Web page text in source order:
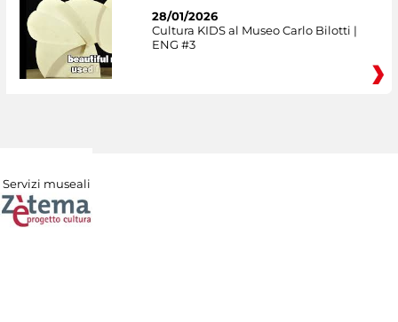
28/01/2026
Cultura KIDS al Museo Carlo Bilotti |
ENG #3
Servizi museali